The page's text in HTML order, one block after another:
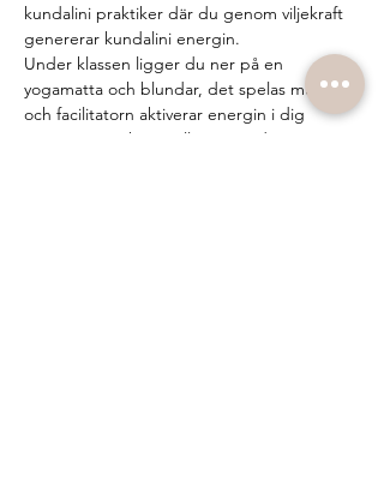
kundalini praktiker där du genom viljekraft
genererar kundalini energin.
Under klassen ligger du ner på en
yogamatta och blundar, det spelas musik
och facilitatorn aktiverar energin i dig
genom att peka på eller röra vid vissa